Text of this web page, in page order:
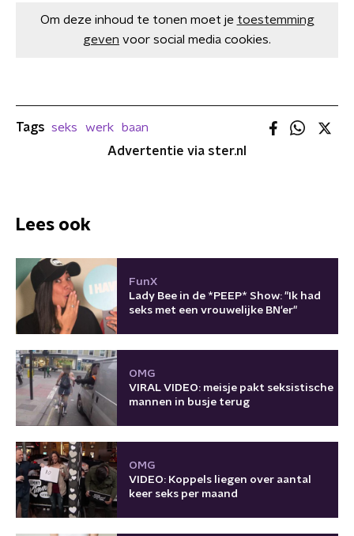
Om deze inhoud te tonen moet je toestemming
geven voor social media cookies.
Tags seks werk
baan
Advertentie via ster.nl
Lees ook
FunX
Lady Bee in de *PEEP* Show: "Ik had
seks met een vrouwelijke BN'er"
OMG
VIRAL VIDEO: meisje pakt seksistische
mannen in busje terug
OMG
VIDEO: Koppels liegen over aantal
keer seks per maand